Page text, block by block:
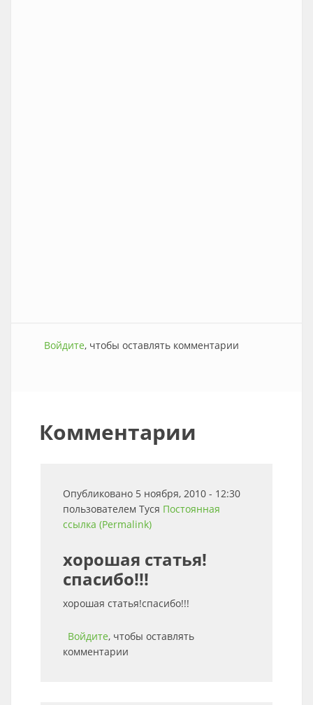
Войдите, чтобы оставлять комментарии
Комментарии
Опубликовано 5 ноября, 2010 - 12:30
пользователем Туся Постоянная
ссылка (Permalink)
хорошая статья!
спасибо!!!
хорошая статья!спасибо!!!
Войдите, чтобы оставлять
комментарии